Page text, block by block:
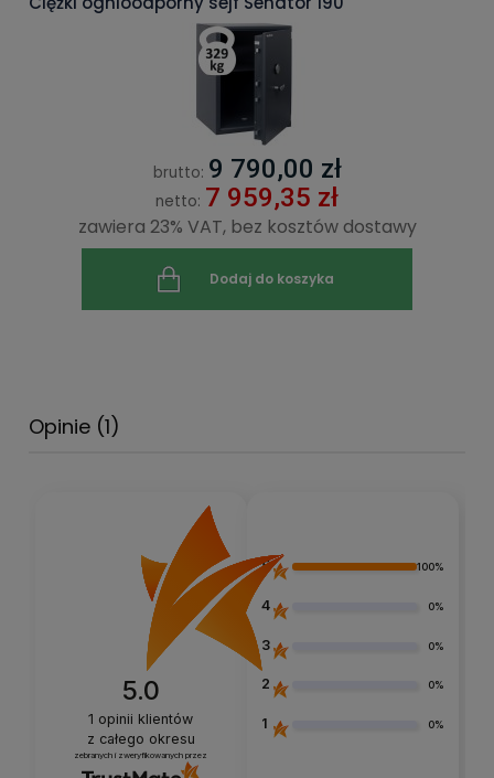
brutto: 9 790,00 zł
netto: 7 959,35 zł
zawiera 23% VAT, bez kosztów dostawy
Dodaj do koszyka
Opinie (1)
5.0
1 opinii klientów
z całego okresu
zebranych i zweryfikowanych przez
5 100%
4 0%
3 0%
2 0%
1 0%